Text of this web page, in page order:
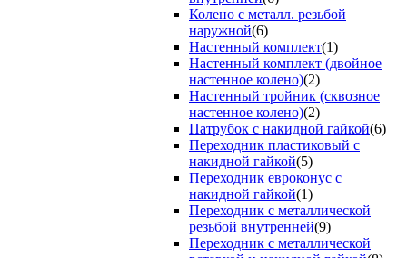
Колено с металл. резьбой
наружной(6)
Настенный комплект(1)
Настенный комплект (двойное
настенное колено)(2)
Настенный тройник (сквозное
настенное колено)(2)
Патрубок с накидной гайкой(6)
Переходник пластиковый с
накидной гайкой(5)
Переходник евроконус с
накидной гайкой(1)
Переходник с металлической
резьбой внутренней(9)
Переходник с металлической